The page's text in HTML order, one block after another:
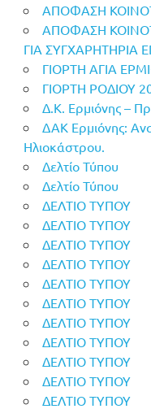
ΑΠΟΦΑΣΗ
ΑΠΟΦΑΣΗ
ΓΙΑ ΣΥΓΧΑΡΗΤΗΡΙΑ
ΓΙΟΡΤΗ ΑΓΙΑ
ΓΙΟΡΤΗ ΡΟΔΙΟΥ
Δ.Κ. Ερμιόνης –
ΔΑΚ Ερμιόνης:
Ηλιοκάστρου.
Δελτίο Τύπου
Δελτίο Τύπου
ΔΕΛΤΙΟ ΤΥΠΟΥ
ΔΕΛΤΙΟ ΤΥΠΟΥ
ΔΕΛΤΙΟ ΤΥΠΟΥ
ΔΕΛΤΙΟ ΤΥΠΟΥ
ΔΕΛΤΙΟ ΤΥΠΟΥ
ΔΕΛΤΙΟ ΤΥΠΟΥ
ΔΕΛΤΙΟ ΤΥΠΟΥ
ΔΕΛΤΙΟ ΤΥΠΟΥ
ΔΕΛΤΙΟ ΤΥΠΟΥ
ΔΕΛΤΙΟ ΤΥΠΟΥ
ΔΕΛΤΙΟ ΤΥΠΟΥ